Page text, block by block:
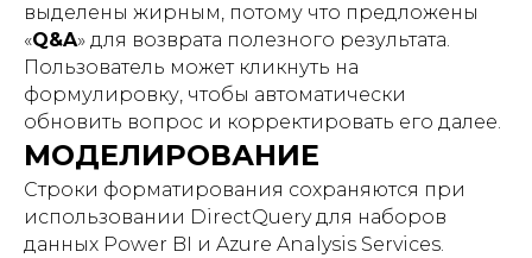
выделены жирным, потому что предложены
«Q&A» для возврата полезного результата.
Пользователь может кликнуть на
формулировку, чтобы автоматически
обновить вопрос и корректировать его далее.
МОДЕЛИРОВАНИЕ
Строки форматирования сохраняются при
использовании DirectQuery для наборов
данных Power BI и Azure Analysis Services.